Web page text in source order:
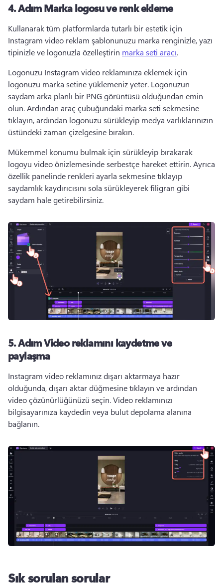
4. AdımMarka logosu ve renk ekleme
Kullanarak tüm platformlarda tutarlı bir estetik için
Instagram video reklam şablonunuzu marka renginizle, yazı
tipinizle ve logonuzla özelleştirin marka seti aracı.
Logonuzu Instagram video reklamınıza eklemek için
logonuzu marka setine yüklemeniz yeter. Logonuzun
saydam arka planlı bir PNG görüntüsü olduğundan emin
olun. Ardından araç çubuğundaki marka seti sekmesine
tıklayın, ardından logonuzu sürükleyip medya varlıklarınızın
üstündeki zaman çizelgesine bırakın.
Mükemmel konumu bulmak için sürükleyip bırakarak
logoyu video önizlemesinde serbestçe hareket ettirin. Ayrıca
özellik panelinde renkleri ayarla sekmesine tıklayıp
saydamlık kaydırıcısını sola sürükleyerek filigran gibi
saydam hale getirebilirsiniz.
5. AdımVideo reklamını kaydetme ve
paylaşma
Instagram video reklamınız dışarı aktarmaya hazır
olduğunda, dışarı aktar düğmesine tıklayın ve ardından
video çözünürlüğünüzü seçin. Video reklamınızı
bilgisayarınıza kaydedin veya bulut depolama alanına
bağlanın.
Sık sorulan sorular